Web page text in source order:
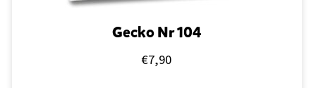
Gecko Nr 104
€7,90